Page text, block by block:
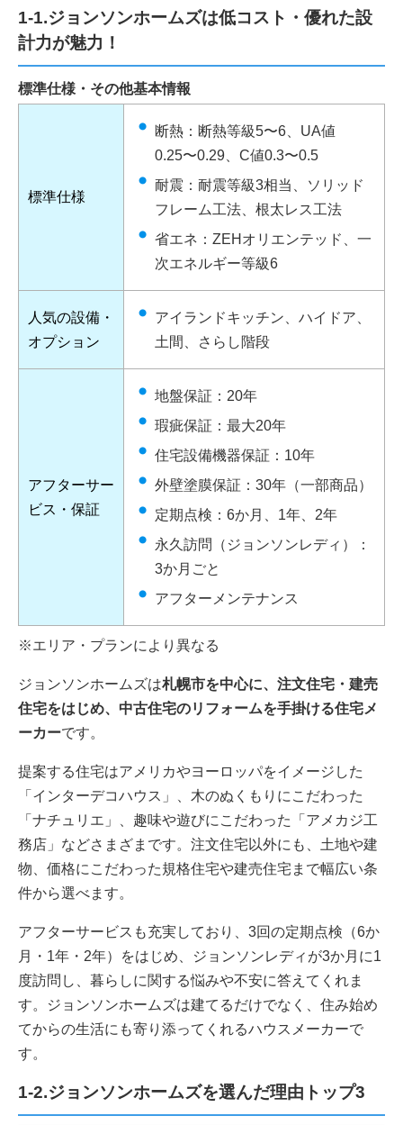
1-1.ジョンソンホームズは低コスト・優れた設
計力が魅力！
標準仕様・その他基本情報
標準仕様
断熱：断熱等級5〜6、UA値
0.25〜0.29、C値0.3〜0.5
耐震：耐震等級3相当、ソリッド
フレーム工法、根太レス工法
省エネ：ZEHオリエンテッド、一
次エネルギー等級6
人気の設備・
オプション
アイランドキッチン、ハイドア、
土間、さらし階段
アフターサー
ビス・保証
地盤保証：20年
瑕疵保証：最大20年
住宅設備機器保証：10年
外壁塗膜保証：30年（一部商品）
定期点検：6か月、1年、2年
永久訪問（ジョンソンレディ）：
3か月ごと
アフターメンテナンス
※エリア・プランにより異なる
ジョンソンホームズは札幌市を中心に、注文住宅・建売
住宅をはじめ、中古住宅のリフォームを手掛ける住宅メ
ーカーです。
提案する住宅はアメリカやヨーロッパをイメージした
「インターデコハウス」、木のぬくもりにこだわった
「ナチュリエ」、趣味や遊びにこだわった「アメカジ工
務店」などさまざまです。注文住宅以外にも、土地や建
物、価格にこだわった規格住宅や建売住宅まで幅広い条
件から選べます。
アフターサービスも充実しており、3回の定期点検（6か
月・1年・2年）をはじめ、ジョンソンレディが3か月に1
度訪問し、暮らしに関する悩みや不安に答えてくれま
す。ジョンソンホームズは建てるだけでなく、住み始め
てからの生活にも寄り添ってくれるハウスメーカーで
す。
1-2.ジョンソンホームズを選んだ理由トップ3